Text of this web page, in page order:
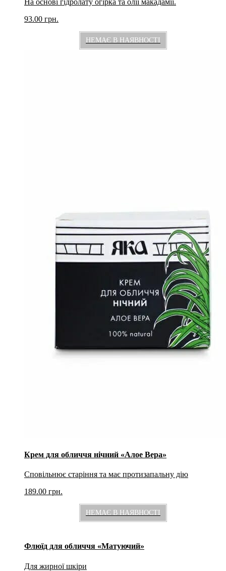
93.00 грн.
НЕМАЄ В НАЯВНОСТІ
Крем для обличчя нічний «Алое Вера»
Сповільнює старіння та має протизапальну дію
189.00 грн.
НЕМАЄ В НАЯВНОСТІ
Флюїд для обличчя «Матуючий»
Для жирної шкіри